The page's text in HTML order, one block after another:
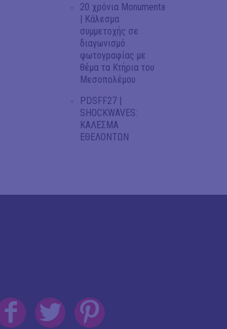
20 χρόνια Monumenta
| Κάλεσμα
συμμετοχής σε
διαγωνισμό
φωτογραφίας με
θέμα τα Κτήρια του
Μεσοπολέμου
PDSFF27 |
SHOCKWAVES:
ΚΑΛΕΣΜΑ
ΕΘΕΛΟΝΤΩΝ